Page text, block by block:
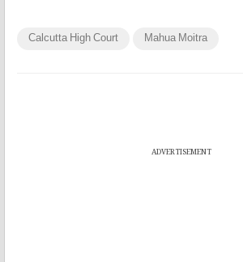
Calcutta High Court Mahua Moitra
ADVERTISEMENT